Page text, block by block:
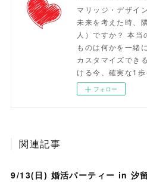
マリッジ・デザイ
未来を考えた時、
人）ですか？ 本当
ものは何かを一緒
カスタマイズでき
ける今、確実な1
フォロー
関連記事
9/13(日) 婚活パーティー in 汐